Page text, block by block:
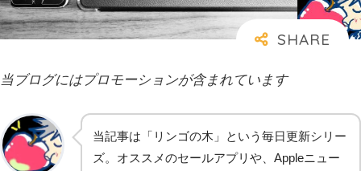
当ブログにはプロモーションが含まれています
当記事は「リンゴの木」という毎日更新シリー
ズ。オススメのセールアプリや、Appleニュー